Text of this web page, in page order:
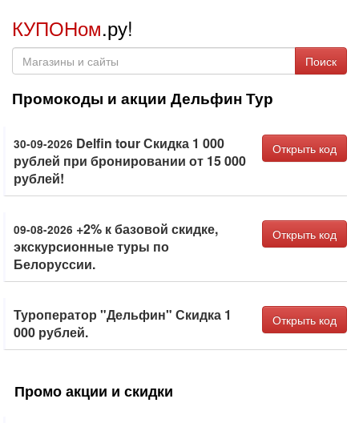
КУПОНом.ру!
Поиск
Промокоды и акции Дельфин Тур
30-09-2026 Delfin tour Скидка 1 000
рублей при бронировании от 15 000
рублей!
Открыть код
09-08-2026 +2% к базовой скидке,
экскурсионные туры по
Белоруссии.
Открыть код
Туроператор "Дельфин" Скидка 1
000 рублей.
Открыть код
Промо акции и скидки